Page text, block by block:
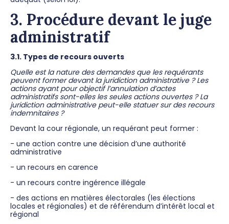
3. Procédure devant le juge
administratif
3.1. Types de recours ouverts
Quelle est la nature des demandes que les requérants
peuvent former devant la juridiction administrative ? Les
actions ayant pour objectif l’annulation d’actes
administratifs sont-elles les seules actions ouvertes ? La
juridiction administrative peut-elle statuer sur des recours
indemnitaires ?
Devant la cour régionale, un requérant peut former :
- une action contre une décision d’une authorité
administrative
- un recours en carence
- un recours contre ingérence illégale
- des actions en matières électorales (les élections
locales et régionales) et de référendum d’intérêt local et
régional